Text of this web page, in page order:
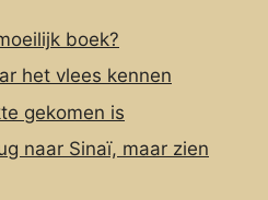
boek?
het vlees kennen
gekomen is
naar Sinaï, maar zien